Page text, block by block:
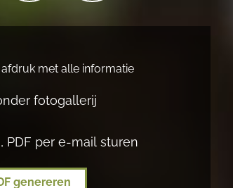
met alle informatie
fotogallerij
PDF per e-mail sturen
genereren